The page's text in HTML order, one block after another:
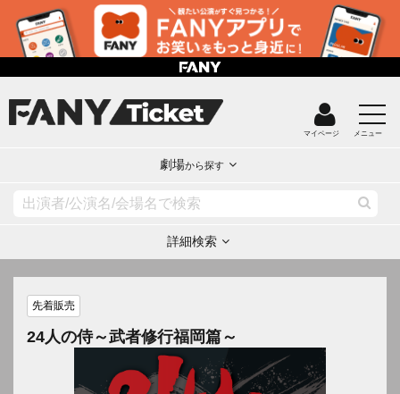
マイページ メニュー
劇場から探す
詳細検索
先着販売
24人の侍～武者修行福岡篇～